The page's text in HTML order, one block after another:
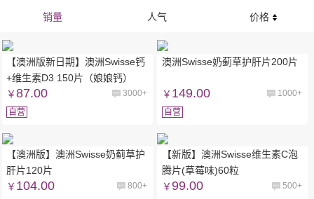
销量 人气 价格
【澳洲版新日期】澳洲Swisse钙
+维生素D3 150片（娘娘钙）
￥87.00
3000+
自营
澳洲Swisse奶蓟草护肝片200片
￥ 149.00
1000+
自营
【澳洲版】澳洲Swisse奶蓟草护
肝片120片
￥ 104.00
800+
【新版】澳洲Swisse维生素C泡
腾片(草莓味)60粒
￥99.00
500+